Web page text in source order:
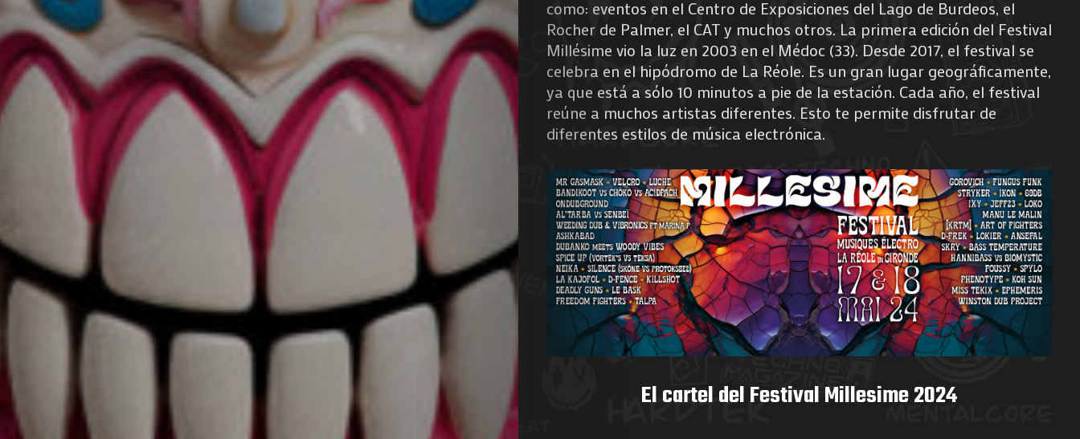
como: eventos en el Centro de Exposiciones del Lago de Burdeos, el
Rocher de Palmer, el CAT y muchos otros. La primera edición del Festival
Millésime vio la luz en 2003 en el Médoc (33). Desde 2017, el festival se
celebra en el hipódromo de La Réole. Es un gran lugar geográficamente,
ya que está a sólo 10 minutos a pie de la estación. Cada año, el festival
reúne a muchos artistas diferentes. Esto te permite disfrutar de
diferentes estilos de música electrónica.
El cartel del Festival Millesime 2024